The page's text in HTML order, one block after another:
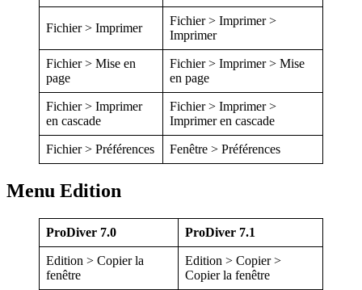
Fichier > Imprimer
Fichier > Imprimer >
Imprimer
Fichier > Mise en
page
Fichier > Imprimer > Mise
en page
Fichier > Imprimer
en cascade
Fichier > Imprimer >
Imprimer en cascade
Fichier > Préférences Fenêtre > Préférences
Menu Edition
ProDiver 7.0 ProDiver 7.1
Edition > Copier la
fenêtre
Edition > Copier >
Copier la fenêtre